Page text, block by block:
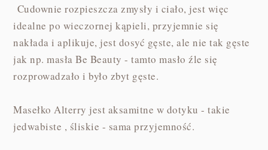
Cudownie rozpieszcza zmysły i ciało, jest więc
idealne po wieczornej kąpieli, przyjemnie się
nakłada i aplikuje, jest dosyć gęste, ale nie tak gęste
jak np. masła Be Beauty - tamto masło źle się
rozprowadzało i było zbyt gęste.
Masełko Alterry jest aksamitne w dotyku - takie
jedwabiste , śliskie - sama przyjemność.